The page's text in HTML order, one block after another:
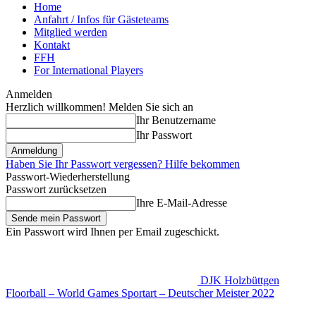
Home
Anfahrt / Infos für Gästeteams
Mitglied werden
Kontakt
FFH
For International Players
Anmelden
Herzlich willkommen! Melden Sie sich an
Ihr Benutzername
Ihr Passwort
Haben Sie Ihr Passwort vergessen? Hilfe bekommen
Passwort-Wiederherstellung
Passwort zurücksetzen
Ihre E-Mail-Adresse
Ein Passwort wird Ihnen per Email zugeschickt.
DJK Holzbüttgen
Floorball – World Games Sportart – Deutscher Meister 2022